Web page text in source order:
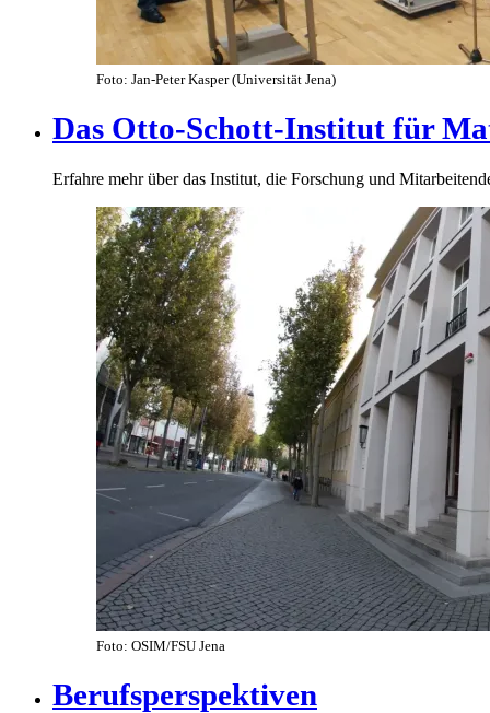
Foto: Jan-Peter Kasper (Universität Jena)
Das Otto-Schott-Institut für
Erfahre mehr über das Institut, die Forschung und
Foto: OSIM/FSU Jena
Berufsperspektiven